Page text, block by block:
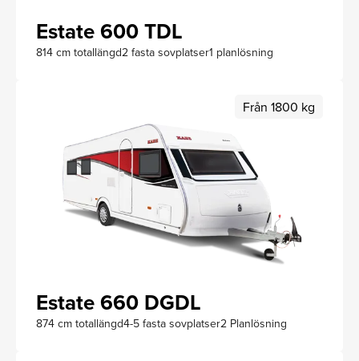
Estate 600 TDL
814 cm totallängd2 fasta sovplatser1 planlösning
Från 1800 kg
Estate 660 DGDL
874 cm totallängd4-5 fasta sovplatser2 Planlösning